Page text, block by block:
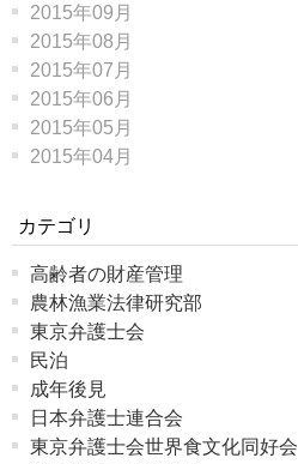
2015年09月
2015年08月
2015年07月
2015年06月
2015年05月
2015年04月
カテゴリ
高齢者の財産管理
農林漁業法律研究部
東京弁護士会
民泊
成年後見
日本弁護士連合会
東京弁護士会世界食文化同好会